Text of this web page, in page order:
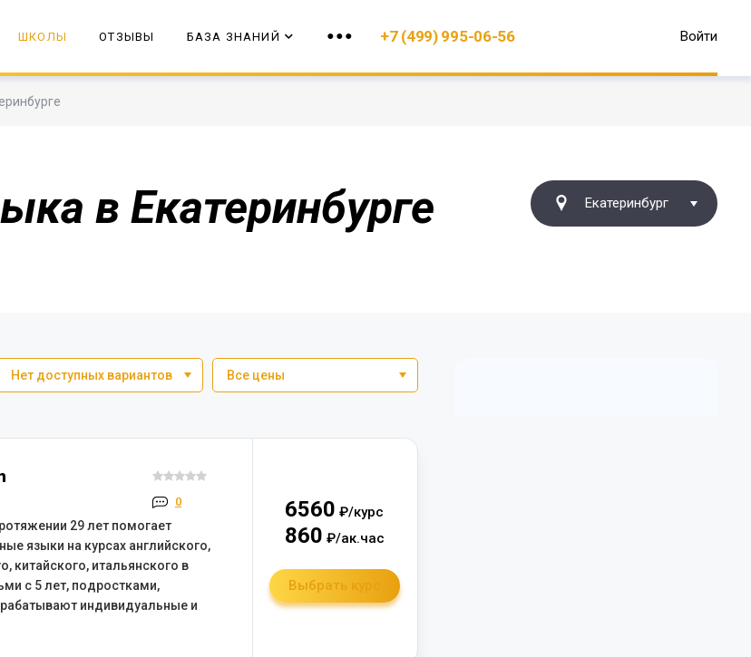
ШКОЛЫ ОТЗЫВЫ БАЗА ЗНАНИЙ +7 (499) 995-06-56 Войти
в Екатеринбурге Екатеринбург
Нет доступных вариантов Все цены
0
29 лет помогает
языки на курсах английского,
китайского, итальянского в
с 5 лет, подростками,
индивидуальные и
6560 ₽/курс
860 ₽/ак.час
Выбрать курс